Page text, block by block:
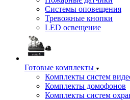
Системы оповещения
Тревожные кнопки
LED освещение
Готовые комплекты
Комплекты систем
Комплекты домофонов
Комплекты систем